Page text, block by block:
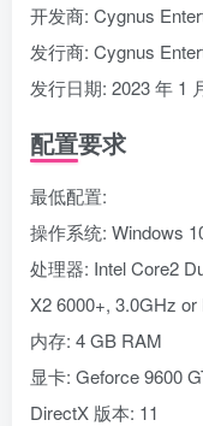
开发商: Cygnus
发行商: Cygnus
发行日期: 2023 年 1
配置要求
最低配置:
操作系统: Windows
处理器: Intel Core2
X2 6000+, 3.0GHz or
内存: 4 GB RAM
显卡: Geforce 9600
DirectX 版本: 11